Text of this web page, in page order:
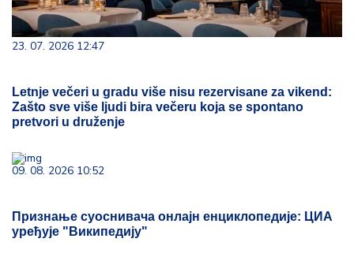
23. 07. 2026 12:47
Letnje večeri u gradu više nisu rezervisane za vikend:
Zašto sve više ljudi bira večeru koja se spontano
pretvori u druženje
09. 08. 2026 10:52
Признање суоснивача онлајн енциклопедије: ЦИА
уређује "Википедију"